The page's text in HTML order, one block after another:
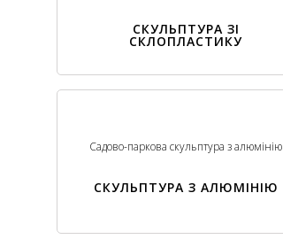
СКУЛЬПТУРА ЗІ
СКЛОПЛАСТИКУ
Садово-паркова скульптура з алюмінію
СКУЛЬПТУРА З АЛЮМІНІЮ